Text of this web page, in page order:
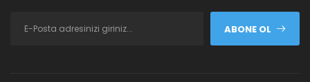
ABONE OL